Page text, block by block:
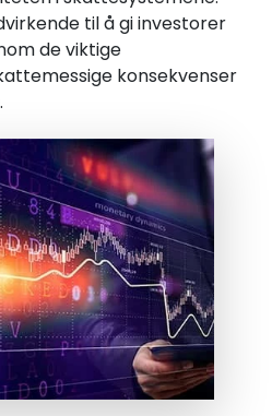
til å gi investorer
de viktige
konsekvenser